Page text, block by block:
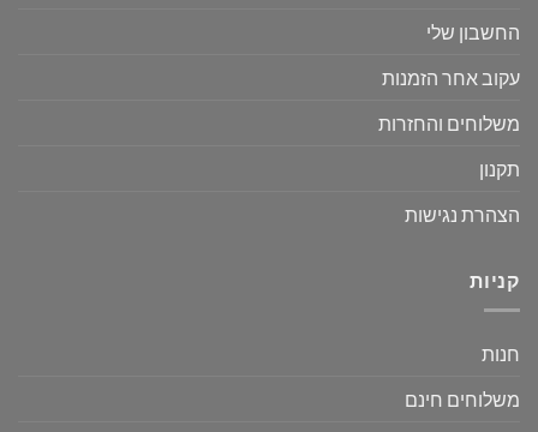
החשבון שלי
עקוב אחר הזמנות
משלוחים והחזרות
תקנון
הצהרת נגישות
קניות
חנות
משלוחים חינם